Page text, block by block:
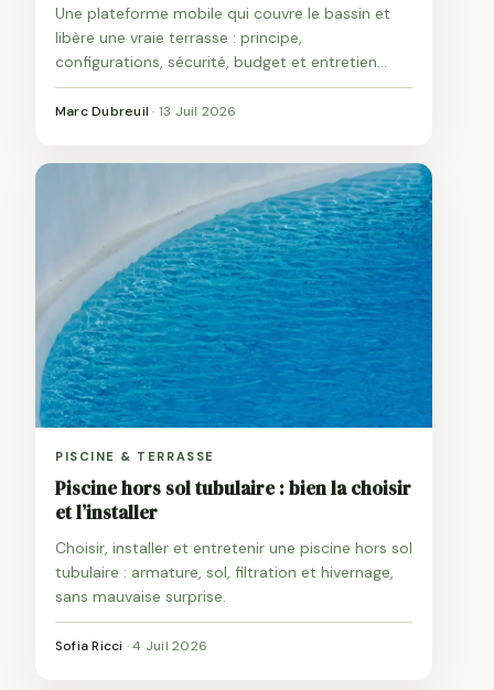
Une plateforme mobile qui couvre le bassin et
libère une vraie terrasse : principe,
configurations, sécurité, budget et entretien
d'une terrasse coulissante.
Marc Dubreuil · 13 Juil 2026
PISCINE & TERRASSE
Piscine hors sol tubulaire : bien la choisir
et l’installer
Choisir, installer et entretenir une piscine hors sol
tubulaire : armature, sol, filtration et hivernage,
sans mauvaise surprise.
Sofia Ricci ·4 Juil 2026